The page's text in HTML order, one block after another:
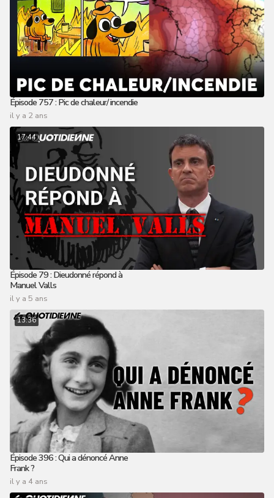
Épisode 757 : Pic de chaleur/ incendie
il y a 2 ans
17:44
Épisode 79 : Dieudonné répond à
Manuel Valls
il y a 5 ans
13:36
Épisode 396 : Qui a dénoncé Anne
Frank ?
il y a 4 ans